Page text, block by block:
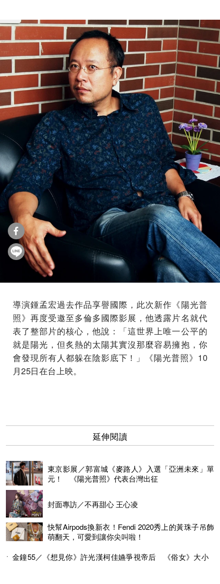
導演鍾孟宏過去作品享譽國際，此次新作《陽光普
照》再度受邀至多倫多國際影展，他透露片名就代
表了整部片的核心，他說：「這世界上唯一公平的
就是陽光，但炙熱的太陽其實沒那麼容易擁抱，你
會發現所有人都躲在陰影底下！」《陽光普照》10
月25日在台上映。
延伸閱讀
東京影展／郭富城《麥路人》入選「亞洲未來」單
元！ 《陽光普照》代表台灣出征
封面專訪／不再甜心 王心凌
快幫Airpods換新衣！Fendi 2020秀上的黃珠子吊飾
萌翻天，可愛到讓你尖叫啦！
金鐘55／《想見你》許光漢柯佳嬿爭視帝后 《俗女》大小